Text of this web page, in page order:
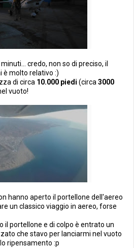
credo, non so di preciso, il
è molto relativo :)
di circa 10.000 piedi (circa3000
vuoto!
hanno aperto il portellone dell'aereo
un classico viaggio in aereo, forse
il portellone e di colpo è entrato un
che stavo per lanciarmi nel vuoto
ripensamento :p